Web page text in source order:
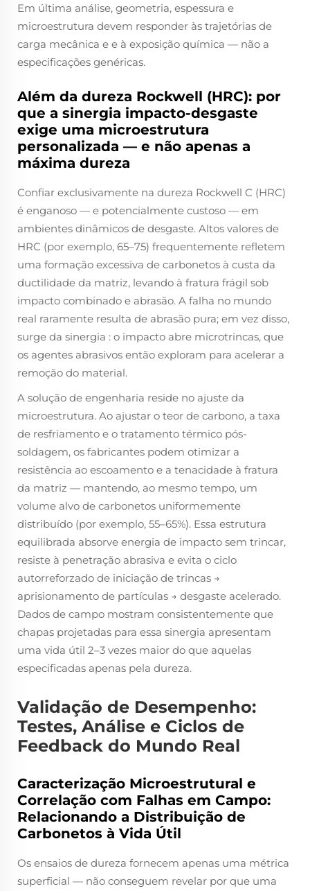
Em última análise, geometria, espessura e
microestrutura devem responder às trajetórias de
carga mecânica e e à exposição química — não a
especificações genéricas.
Além da dureza Rockwell (HRC): por
que a sinergia impacto-desgaste
exige uma microestrutura
personalizada — e não apenas a
máxima dureza
Confiar exclusivamente na dureza Rockwell C (HRC)
é enganoso — e potencialmente custoso — em
ambientes dinâmicos de desgaste. Altos valores de
HRC (por exemplo, 65–75) frequentemente refletem
uma formação excessiva de carbonetos à custa da
ductilidade da matriz, levando à fratura frágil sob
impacto combinado e abrasão. A falha no mundo
real raramente resulta de abrasão pura; em vez disso,
surge da sinergia : o impacto abre microtrincas, que
os agentes abrasivos então exploram para acelerar a
remoção do material.
A solução de engenharia reside no ajuste da
microestrutura. Ao ajustar o teor de carbono, a taxa
de resfriamento e o tratamento térmico pós-
soldagem, os fabricantes podem otimizar a
resistência ao escoamento e a tenacidade à fratura
da matriz — mantendo, ao mesmo tempo, um
volume alvo de carbonetos uniformemente
distribuído (por exemplo, 55–65%). Essa estrutura
equilibrada absorve energia de impacto sem trincar,
resiste à penetração abrasiva e evita o ciclo
autorreforzado de iniciação de trincas →
aprisionamento de partículas → desgaste acelerado.
Dados de campo mostram consistentemente que
chapas projetadas para essa sinergia apresentam
uma vida útil 2–3 vezes maior do que aquelas
especificadas apenas pela dureza.
Validação de Desempenho:
Testes, Análise e Ciclos de
Feedback do Mundo Real
Caracterização Microestrutural e
Correlação com Falhas em Campo:
Relacionando a Distribuição de
Carbonetos à Vida Útil
Os ensaios de dureza fornecem apenas uma métrica
superficial — não conseguem revelar por que uma